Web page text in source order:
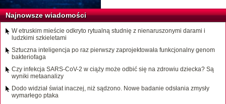
Najnowsze wiadomości
W etruskim mieście odkryto rytualną studnię z nienaruszonymi darami i
ludzkimi szkieletami
Sztuczna inteligencja po raz pierwszy zaprojektowała funkcjonalny genom
bakteriofaga
Czy infekcja SARS-CoV-2 w ciąży może odbić się na zdrowiu dziecka? Są
wyniki metaanalizy
Dodo widział świat inaczej, niż sądzono. Nowe badanie odsłania zmysły
wymarłego ptaka